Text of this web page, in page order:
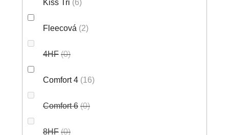
Kiss Tri 6
Fleecová 2
4HF 0
Comfort 4 16
Comfort 6 0
8HF 0